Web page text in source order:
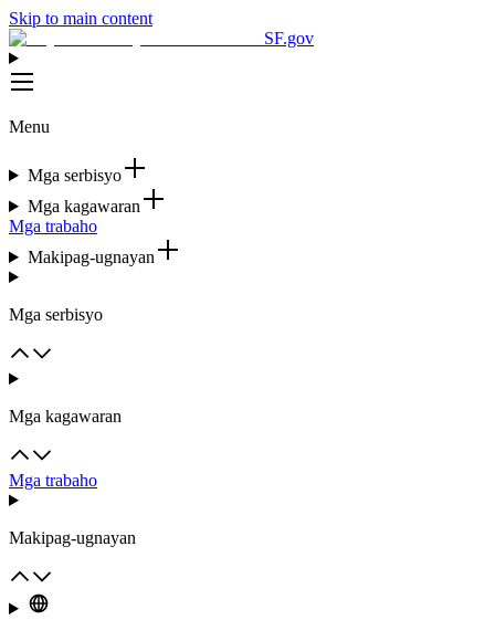
Skip to main content
SF.gov
Menu
Mga serbisyo
Mga kagawaran
Mga trabaho
Makipag-ugnayan
Mga serbisyo
Mga kagawaran
Mga trabaho
Makipag-ugnayan